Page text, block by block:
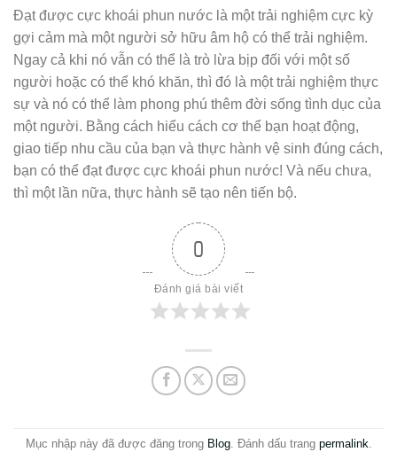
Đạt được cực khoái phun nước là một trải nghiệm cực kỳ
gợi cảm mà một người sở hữu âm hộ có thể trải nghiệm.
Ngay cả khi nó vẫn có thể là trò lừa bịp đối với một số
người hoặc có thể khó khăn, thì đó là một trải nghiệm thực
sự và nó có thể làm phong phú thêm đời sống tình dục của
một người. Bằng cách hiểu cách cơ thể bạn hoạt động,
giao tiếp nhu cầu của bạn và thực hành vệ sinh đúng cách,
bạn có thể đạt được cực khoái phun nước! Và nếu chưa,
thì một lần nữa, thực hành sẽ tạo nên tiến bộ.
0
Đánh giá bài viết
Mục nhập này đã được đăng trong Blog. Đánh dấu trang permalink